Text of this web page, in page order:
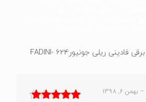
درب برقی فادینی ریلی جونیور624 -FADINI
– بهمن 6, 1398